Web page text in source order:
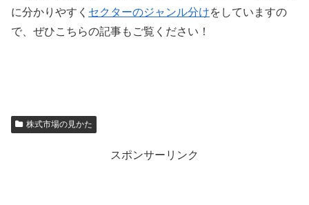
に分かりやすく セクターのジャンル分けをしていますの
で、ぜひこちらの記事もご覧ください！
株式市場の見かた
スポンサーリンク